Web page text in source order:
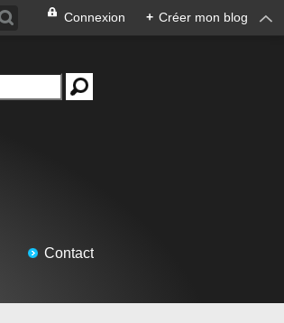
Connexion + Créer mon blog
Contact